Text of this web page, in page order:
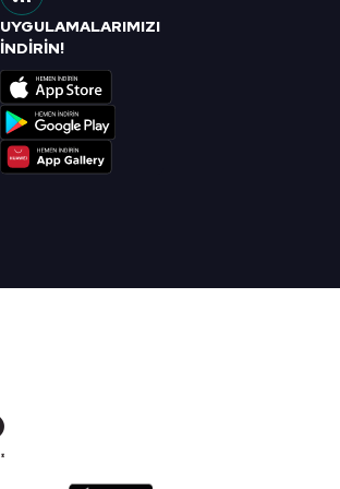
UYGULAMALARIMIZI
İNDİRİN!